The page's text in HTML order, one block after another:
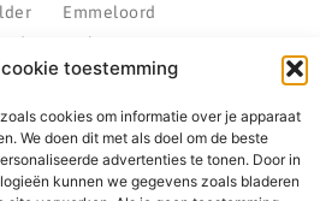
toestemming
cookies om informatie over je apparaat
We doen dit met als doel om de beste
advertenties te tonen. Door in
kunnen we gegevens zoals bladeren
Emmeloord
Wolvega
| Alle rechten voorbehouden